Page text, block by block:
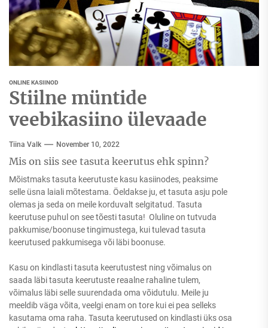
ONLINE KASIINOD
Stiilne müntide
veebikasiino ülevaade
Tiina Valk November 10, 2022
Mis on siis see tasuta keerutus ehk spinn?
Mõistmaks tasuta keerutuste kasu kasiinodes, peaksime
selle üsna laiali mõtestama. Öeldakse ju, et tasuta asju pole
olemas ja seda on meile korduvalt selgitatud. Tasuta
keerutuse puhul on see tõesti tasuta! Oluline on tutvuda
pakkumise/boonuse tingimustega, kui tulevad tasuta
keerutused pakkumisega või läbi boonuse.
Kasu on kindlasti tasuta keerutustest ning võimalus on
saada läbi tasuta keerutuste reaalne rahaline tulem,
võimalus läbi selle suurendada oma võidutulu. Meile ju
meeldib väga võita, veelgi enam on tore kui ei pea selleks
kasutama oma raha. Tasuta keerutused on kindlasti üks osa